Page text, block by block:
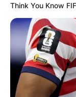
За нас
Политика на
ПАРТНЕРИ:
Think You Know